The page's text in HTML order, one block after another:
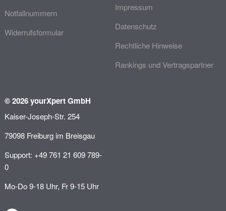
Notfallnummern
Widerrufsformular
Impressum
Datenschutz
Rechtliche Hinweise
Rankings und Vertragspartner
© 2026 yourXpert GmbH
Kaiser-Joseph-Str. 254
79098 Freiburg im Breisgau
Support: +49 761 21 609 789-
0
Mo-Do 9-18 Uhr, Fr 9-15 Uhr